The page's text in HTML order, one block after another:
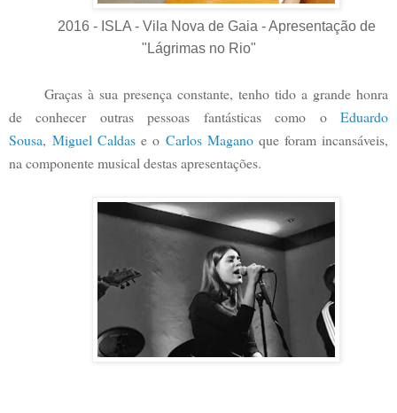
2016 - ISLA - Vila Nova de Gaia - Apresentação de
"Lágrimas no Rio"
Graças à sua presença constante, tenho tido a grande honra
de conhecer outras pessoas fantásticas como o Eduardo
Sousa, Miguel Caldas e o Carlos Magano que foram incansáveis,
na componente musical destas apresentações.